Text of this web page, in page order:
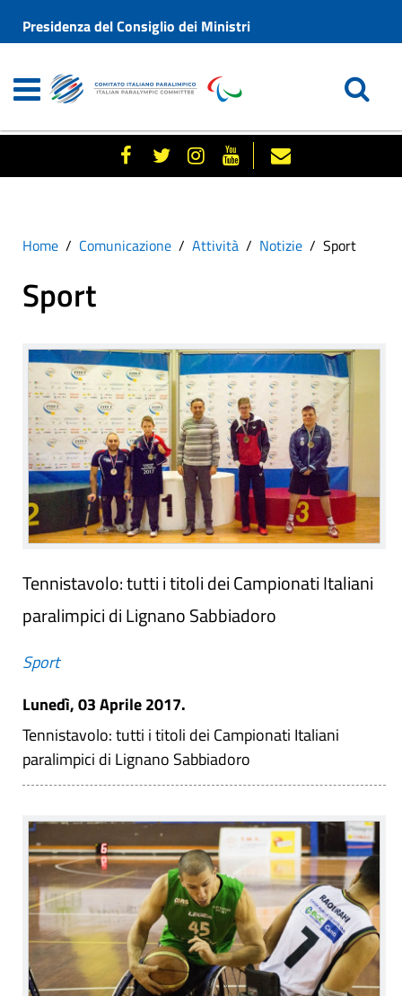
Presidenza del Consiglio dei Ministri
Home Comunicazione Attività Notizie Sport
Sport
Tennistavolo: tutti i titoli dei Campionati Italiani
paralimpici di Lignano Sabbiadoro
Sport
Lunedì, 03 Aprile 2017.
Tennistavolo: tutti i titoli dei Campionati Italiani
paralimpici di Lignano Sabbiadoro